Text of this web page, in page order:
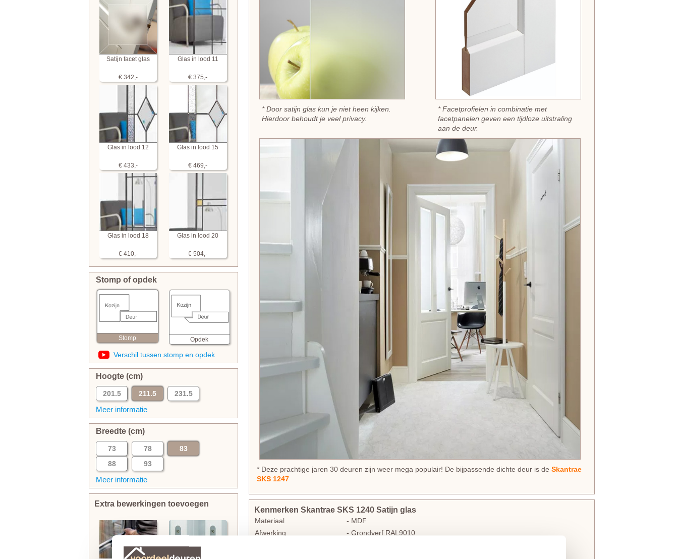
Satijn facet glas
€ 342,-
Glas in lood 11
€ 375,-
Glas in lood 12
€ 433,-
Glas in lood 15
€ 469,-
Glas in lood 18
€ 410,-
Glas in lood 20
€ 504,-
Stomp of opdek
Stomp Opdek
Verschil tussen stomp en opdek
Hoogte (cm)
201.5 211.5
231.5
Meer informatie
Breedte (cm)
73 78
83
88
93
Meer informatie
Extra bewerkingen toevoegen
* Door satijn glas kun je niet heen kijken.
Hierdoor behoudt je veel privacy.
* Facetprofielen in combinatie met
facetpanelen geven een tijdloze uitstraling
aan de deur.
* Deze prachtige jaren 30 deuren zijn weer mega populair! De bijpassende dichte deur is de Skantrae
SKS 1247
Kenmerken Skantrae SKS 1240 Satijn glas
Materiaal
- MDF
Afwerking
- Grondverf RAL9010